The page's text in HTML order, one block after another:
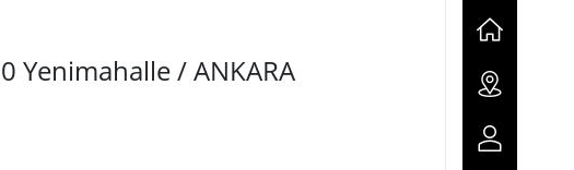
Yenimahalle / ANKARA